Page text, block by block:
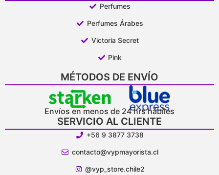
Perfumes
Perfumes Árabes
Victoria Secret
Pink
MÉTODOS DE ENVÍO
Envíos en menos de 24 hrs hábiles
SERVICIO AL CLIENTE
+56 9 3877 3738
contacto@vypmayorista.cl
@vyp_store.chile2